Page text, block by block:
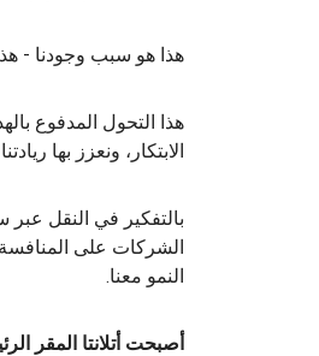
هذا هو سبب وجودنا -
هذا التحول المدفوع
الابتكار، ونعزز بها
بالتفكير في النقل عبر
الشركات على
النمو معنا.
أصبحت أتلانتا المقر